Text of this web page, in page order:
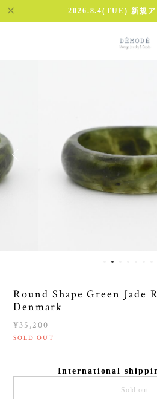
2026.8.4(TUE) 新規ア
Round Shape Green Jade
Denmark
¥35,200
SOLD OUT
International
Sold out